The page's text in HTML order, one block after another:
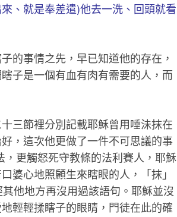
、就是奉差遣)他去一洗、回頭就看
的事情之先，早已知道他的存在，
子是一個有血有肉有需要的人，而
三節裡分別記載耶穌曾用唾沬抹在
，這次他更做了一件不可思議的事
，更觸怒死守教條的法利賽人，耶穌
婆心地照顧生來瞎眼的人，「抹」
他地方再沒用過該語句。耶穌並沒
輕輕揉瞎子的眼睛，門徒在此的確